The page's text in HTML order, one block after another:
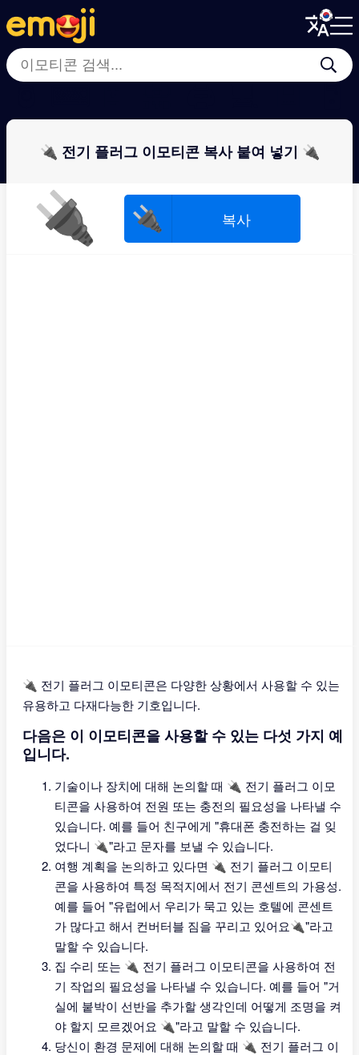
Menu
Close
Menu
Close
🔌 전기 플러그 이모티콘 복사 붙여 넣기 🔌
🔌 🔌 복사
🔌 전기 플러그 이모티콘은 다양한 상황에서 사용할 수 있는
유용하고 다재다능한 기호입니다.
다음은 이 이모티콘을 사용할 수 있는 다섯 가지 예
입니다.
기술이나 장치에 대해 논의할 때 🔌 전기 플러그 이모
티콘을 사용하여 전원 또는 충전의 필요성을 나타낼 수
있습니다. 예를 들어 친구에게 "휴대폰 충전하는 걸 잊
었다니 🔌"라고 문자를 보낼 수 있습니다.
여행 계획을 논의하고 있다면 🔌 전기 플러그 이모티
콘을 사용하여 특정 목적지에서 전기 콘센트의 가용성.
예를 들어 "유럽에서 우리가 묵고 있는 호텔에 콘센트
가 많다고 해서 컨버터블 짐을 꾸리고 있어요🔌"라고
말할 수 있습니다.
집 수리 또는 🔌 전기 플러그 이모티콘을 사용하여 전
기 작업의 필요성을 나타낼 수 있습니다. 예를 들어 "거
실에 붙박이 선반을 추가할 생각인데 어떻게 조명을 켜
야 할지 모르겠어요 🔌"라고 말할 수 있습니다.
당신이 환경 문제에 대해 논의할 때 🔌 전기 플러그 이